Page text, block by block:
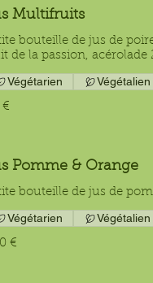
Multifruits
bouteille de jus de
de la passion, acérolade
€
Végétarien Végétalien
Pomme & Orange
bouteille de jus de
€
Végétarien Végétalien